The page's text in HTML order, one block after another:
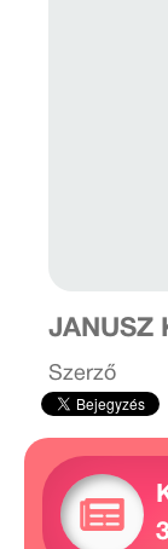
JANUSZ
Szerző